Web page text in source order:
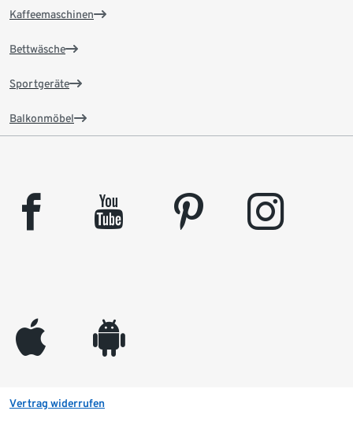
Kaffeemaschinen
Bettwäsche
Sportgeräte
Balkonmöbel
facebook youtube pinterest instagram
appleinc android
Vertrag widerrufen